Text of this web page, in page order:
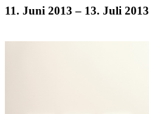
11. Juni 2013 – 13. Juli 2013